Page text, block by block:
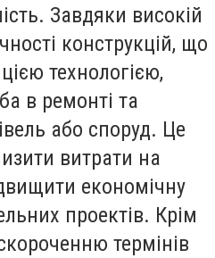
Завдяки високій
конструкцій, що
технологією,
в ремонті та
або споруд. Це
витрати на
економічну
проектів. Крім
термінів